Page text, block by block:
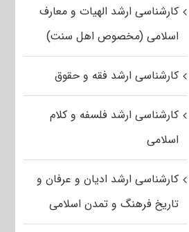
کارشناسی ارشد الهیات و معارف
اسلامی (مخصوص اهل سنت)
کارشناسی ارشد فقه و حقوق
کارشناسی ارشد فلسفه و کلام
اسلامی
کارشناسی ارشد ادیان و عرفان و
تاریخ فرهنگ و تمدن اسلامی